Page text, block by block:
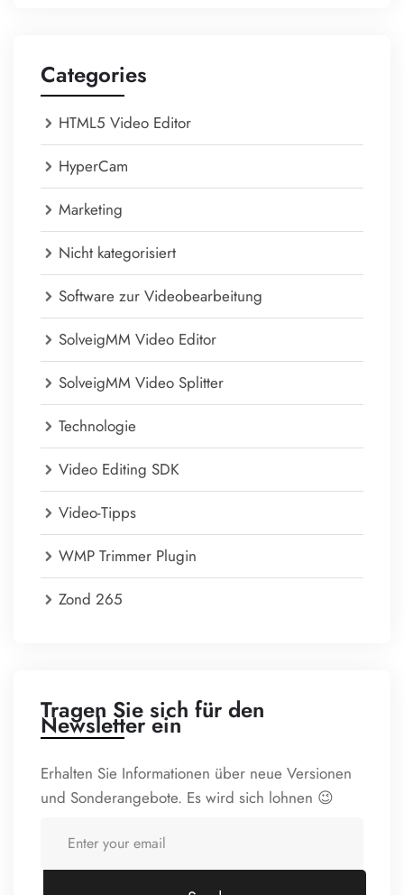
Categories
HTML5 Video Editor
HyperCam
Marketing
Nicht kategorisiert
Software zur Videobearbeitung
SolveigMM Video Editor
SolveigMM Video Splitter
Technologie
Video Editing SDK
Video-Tipps
WMP Trimmer Plugin
Zond 265
Tragen Sie sich für den
Newsletter ein
Erhalten Sie Informationen über neue Versionen
und Sonderangebote. Es wird sich lohnen 😉